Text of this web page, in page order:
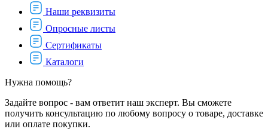
Наши реквизиты
Опросные листы
Сертификаты
Каталоги
Нужна помощь?
Задайте вопрос - вам ответит наш эксперт. Вы сможете
получить консультацию по любому вопросу о товаре, доставке
или оплате покупки.